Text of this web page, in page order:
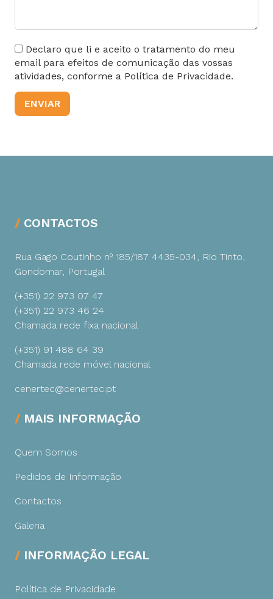
Declaro que li e aceito o tratamento do meu
email para efeitos de comunicação das vossas
atividades, conforme a Política de Privacidade.
CONTACTOS
Rua Gago Coutinho nº 185/187 4435-034, Rio Tinto,
Gondomar, Portugal
(+351) 22 973 07 47
(+351) 22 973 46 24
Chamada rede fixa nacional
(+351) 91 488 64 39
Chamada rede móvel nacional
cenertec@cenertec.pt
MAIS INFORMAÇÃO
Quem Somos
Pedidos de Informação
Contactos
Galeria
INFORMAÇÃO LEGAL
Política de Privacidade